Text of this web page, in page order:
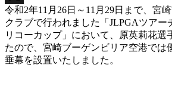
X
令和2年11月26日～11月29日まで、宮
クラブで行われました「JLPGAツアー
リコーカップ」において、原英莉花選
たので、宮崎ブーゲンビリア空港では
垂幕を設置いたしました。